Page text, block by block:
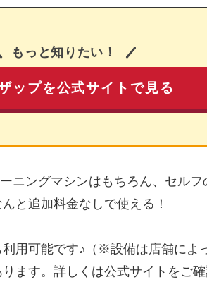
もっと知りたい！
ップを公式サイトで見る
ニングマシンはもちろん、セルフ
と追加料金なしで使える！
用可能です♪（※設備は店舗によ
ます。詳しくは公式サイトをご確